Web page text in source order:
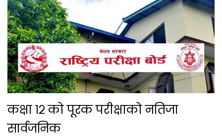
कक्षा १२ को पूरक परीक्षाको नतिजा
सार्वजनिक